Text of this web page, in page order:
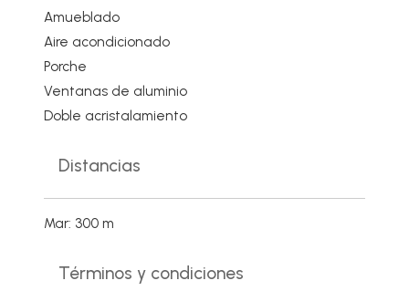
Amueblado
Aire acondicionado
Porche
Ventanas de aluminio
Doble acristalamiento
Distancias
Mar: 300 m
Términos y condiciones